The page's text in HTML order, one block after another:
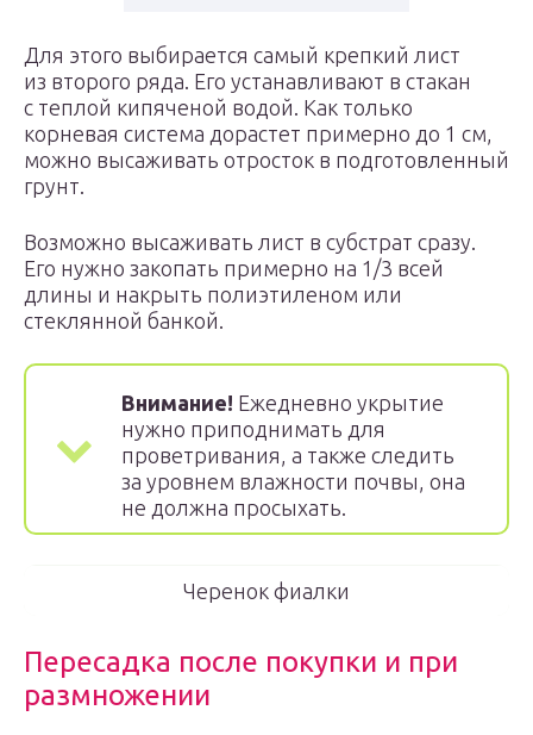
Для этого выбирается самый крепкий лист
из второго ряда. Его устанавливают в стакан
с теплой кипяченой водой. Как только
корневая система дорастет примерно до 1 см,
можно высаживать отросток в подготовленный
грунт.
Возможно высаживать лист в субстрат сразу.
Его нужно закопать примерно на 1/3 всей
длины и накрыть полиэтиленом или
стеклянной банкой.
Внимание! Ежедневно укрытие
нужно приподнимать для
проветривания, а также следить
за уровнем влажности почвы, она
не должна просыхать.
Черенок фиалки
Пересадка после покупки и при
размножении